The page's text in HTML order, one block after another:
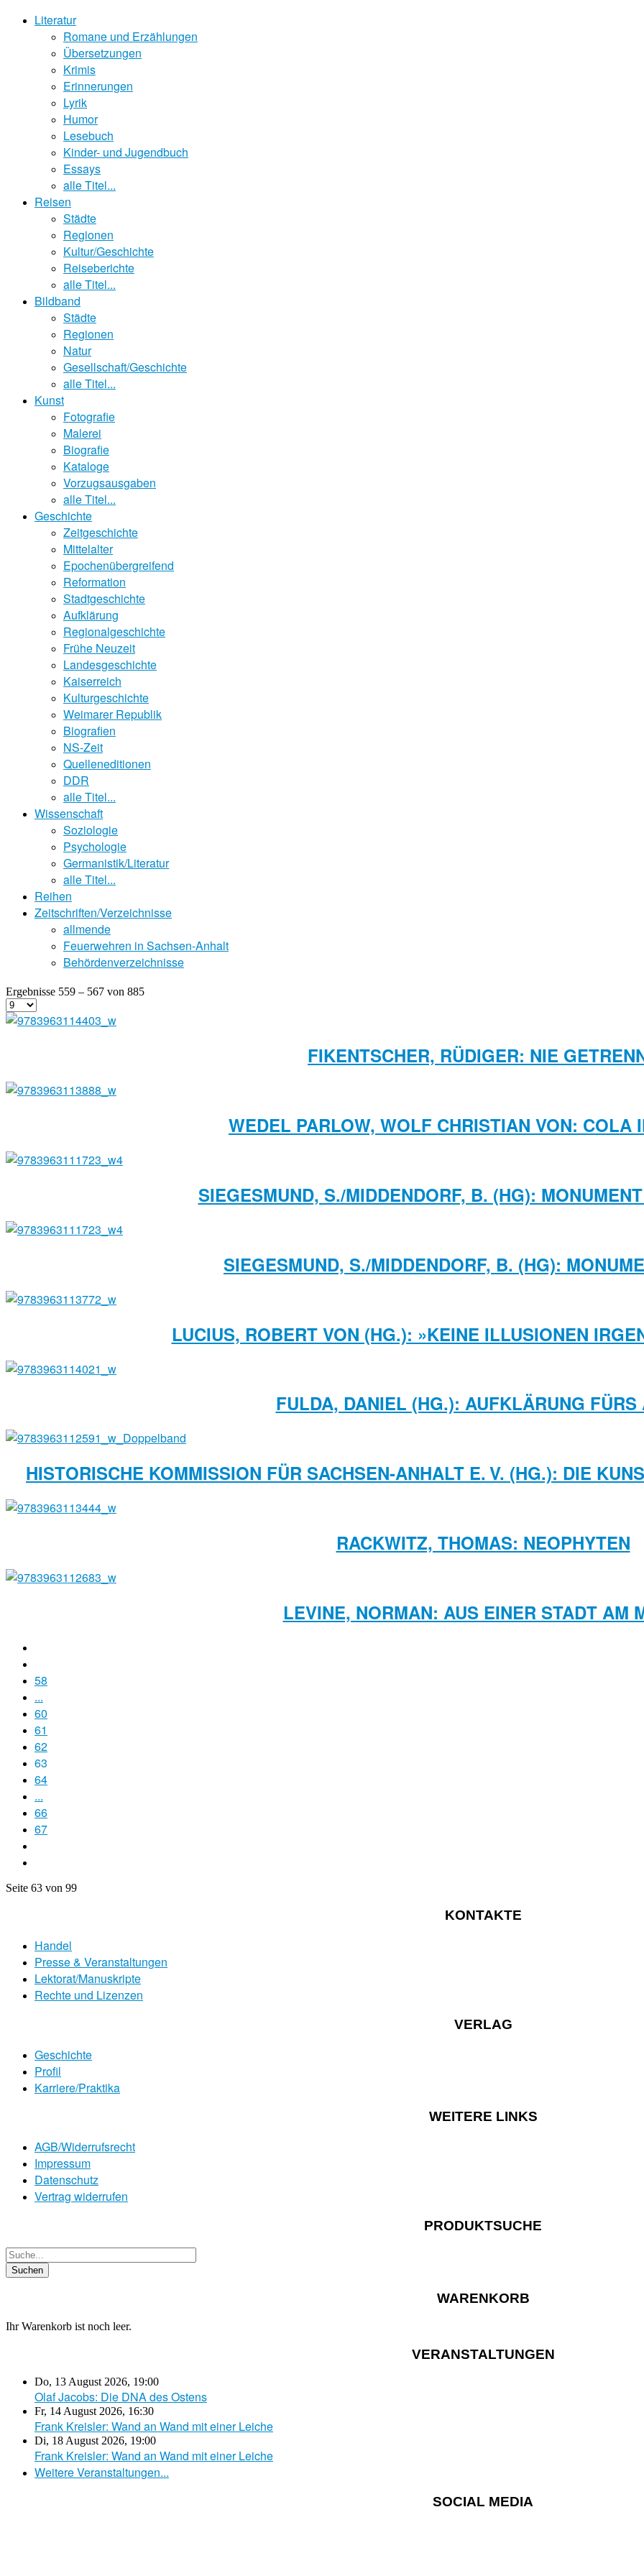
Literatur
Romane und Erzählungen
Übersetzungen
Krimis
Erinnerungen
Lyrik
Humor
Lesebuch
Kinder- und Jugendbuch
Essays
alle Titel...
Reisen
Städte
Regionen
Kultur/Geschichte
Reiseberichte
alle Titel...
Bildband
Städte
Regionen
Natur
Gesellschaft/Geschichte
alle Titel...
Kunst
Fotografie
Malerei
Biografie
Kataloge
Vorzugsausgaben
alle Titel...
Geschichte
Zeitgeschichte
Mittelalter
Epochenübergreifend
Reformation
Stadtgeschichte
Aufklärung
Regionalgeschichte
Frühe Neuzeit
Landesgeschichte
Kaiserreich
Kulturgeschichte
Weimarer Republik
Biografien
NS-Zeit
Quelleneditionen
DDR
alle Titel...
Wissenschaft
Soziologie
Psychologie
Germanistik/Literatur
alle Titel...
Reihen
Zeitschriften/Verzeichnisse
allmende
Feuerwehren in Sachsen-Anhalt
Behördenverzeichnisse
Ergebnisse 559 – 567 von 885
FIKENTSCHER, RÜDIGER: NIE
WEDEL PARLOW, WOLF CHRISTIAN VON: COLA
SIEGESMUND, S./MIDDENDORF, B. (HG):
SIEGESMUND, S./MIDDENDORF, B. (HG):
LUCIUS, ROBERT VON (HG.): »KEINE ILLUSIONEN
FULDA, DANIEL (HG.): AUFKLÄRUNG FÜRS
HISTORISCHE KOMMISSION FÜR SACHSEN-­ANHALT E. V. (HG.): DIE
RACKWITZ, THOMAS: NEOPHYTEN
LEVINE, NORMAN: AUS EINER STADT AM
58
...
60
61
62
63
64
...
66
67
Seite 63 von 99
KONTAKTE
Handel
Presse & Veranstaltungen
Lektorat/Manuskripte
Rechte und Lizenzen
VERLAG
Geschichte
Profil
Karriere/Praktika
WEITERE LINKS
AGB/Widerrufsrecht
Impressum
Datenschutz
Vertrag widerrufen
PRODUKTSUCHE
WARENKORB
Ihr Warenkorb ist noch leer.
VERANSTALTUNGEN
Do, 13 August 2026, 19:00
Olaf Jacobs: Die DNA des Ostens
Fr, 14 August 2026, 16:30
Frank Kreisler: Wand an Wand mit einer Leiche
Di, 18 August 2026, 19:00
Frank Kreisler: Wand an Wand mit einer Leiche
Weitere Veranstaltungen...
SOCIAL MEDIA